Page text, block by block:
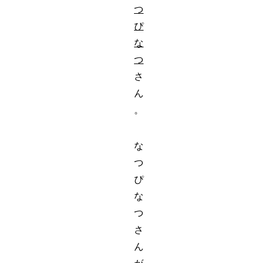
つ
ぴ
な
つ
さ
ん
。
な
つ
ぴ
な
つ
さ
ん